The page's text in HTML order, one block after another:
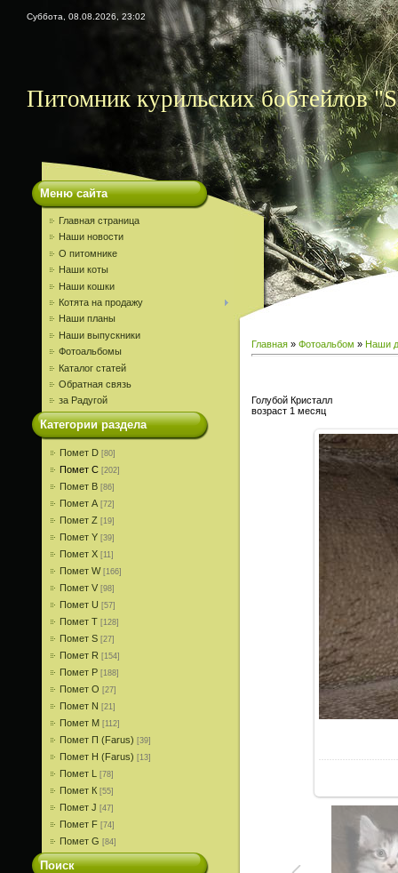
Суббота, 08.08.2026, 23:02
Питомник курильских бобтейлов
Меню сайта
Главная страница
Наши новости
О питомнике
Наши коты
Наши кошки
Котята на продажу
Наши планы
Наши выпускники
Фотоальбомы
Каталог статей
Обратная связь
за Радугой
Категории раздела
Помет D [80]
Помет С [202]
Помет В [86]
Помет A [72]
Помет Z [19]
Помет Y [39]
Помет X [11]
Помет W [166]
Помет V [98]
Помет U [57]
Помет T [128]
Помет S [27]
Помет R [154]
Помет P [188]
Помет О [27]
Помет N [21]
Помет M [112]
Помет П (Farus) [39]
Помет Н (Farus) [13]
Помет L [78]
Помет К [55]
Помет J [47]
Помет F [74]
Помет G [84]
Поиск
Главная » Фотоальбом » Наши
Голубой Кристалл
возраст 1 месяц